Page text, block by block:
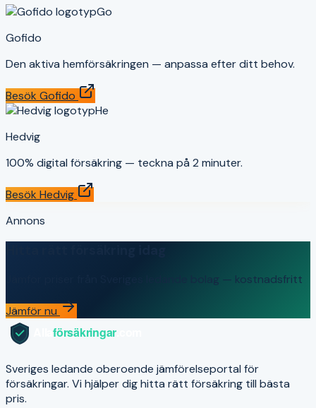
Go
Gofido
Den aktiva hemförsäkringen — anpassa efter ditt behov.
Besök Gofido
He
Hedvig
100% digital försäkring — teckna på 2 minuter.
Besök Hedvig
Annons
Jämför priser från Sveriges ledande bolag — kostnadsfritt
Jämför nu
Sveriges ledande oberoende jämförelseportal för
försäkringar. Vi hjälper dig hitta rätt försäkring till bästa
pris.